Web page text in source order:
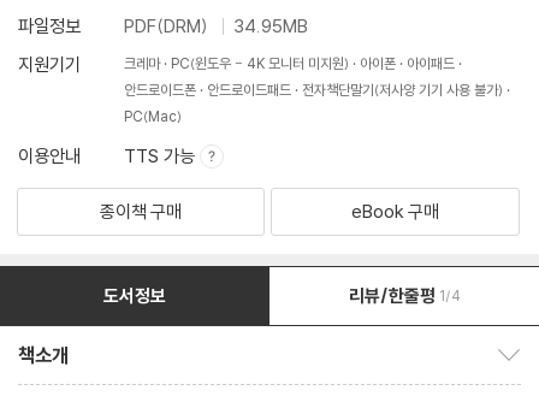
파일정보
PDF(DRM)
34.95MB
지원기기
크레마 PC(윈도우 - 4K 모니터 미지원) 아이폰
아이패드
안드로이드폰
안드로이드패드
전자책단말기(저사양 기기 사용 불가)
PC(Mac)
이용안내 TTS 가능
종이책 구매 eBook 구매
도서정보 리뷰/한줄평 1/4
책소개